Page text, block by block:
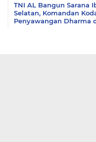
TNI AL Bangun Sarana
Selatan, Komandan
Penyawangan Dharma